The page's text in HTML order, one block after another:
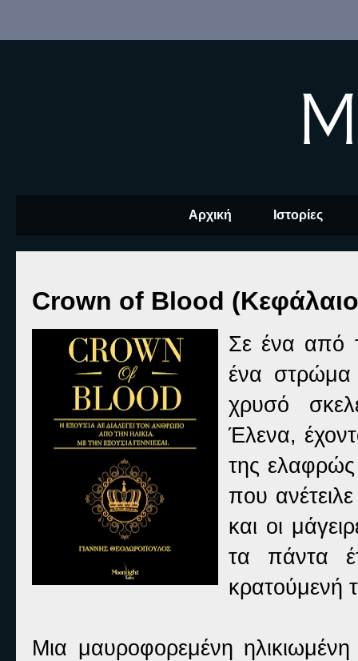
Αρχική Ιστορίες
Crown of Blood
Σε ένα από
ένα στρώμα
χρυσό
Έλενα,
της
που
και οι
τα πάντα
κρατούμενή
Μια μαυροφορεμένη